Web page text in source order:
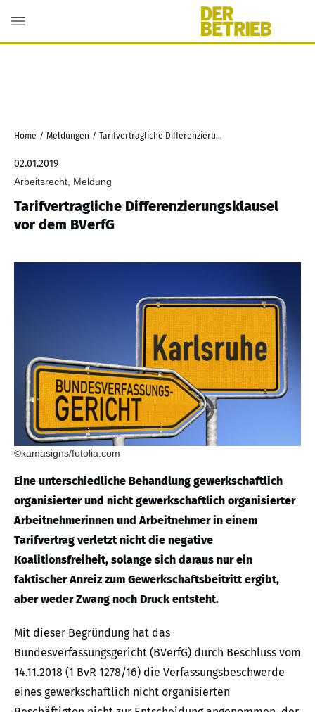
Home / Meldungen / Tarifvertragliche Differenzierungsklausel vor dem BVerfG
02.01.2019
Arbeitsrecht, Meldung
Tarifvertragliche Differenzierungsklausel
vor dem BVerfG
©kamasigns/fotolia.com
Eine unterschiedliche Behandlung gewerkschaftlich
organisierter und nicht gewerkschaftlich organisierter
Arbeitnehmerinnen und Arbeitnehmer in einem
Tarifvertrag verletzt nicht die negative
Koalitionsfreiheit, solange sich daraus nur ein
faktischer Anreiz zum Gewerkschaftsbeitritt ergibt,
aber weder Zwang noch Druck entsteht.
Mit dieser Begründung hat das
Bundesverfassungsgericht (BVerfG) durch Beschluss vom
14.11.2018 (1 BvR 1278/16) die Verfassungsbeschwerde
eines gewerkschaftlich nicht organisierten